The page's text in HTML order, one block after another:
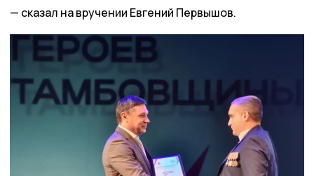
сказал на вручении Евгений Первышов.